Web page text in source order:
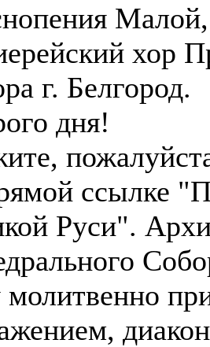
хор
г. Белгород.
дня!
ссылке
Руси".
молитвенно